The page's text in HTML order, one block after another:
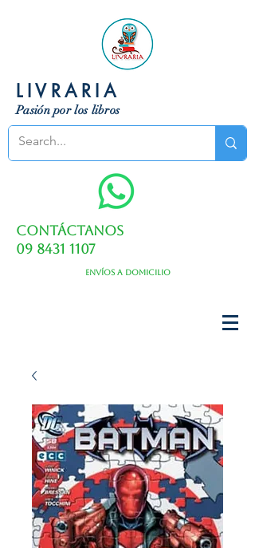
LIVRARIA
Pasión por los libros
Contáctanos
09 8431 1107
Envíos a domicilio